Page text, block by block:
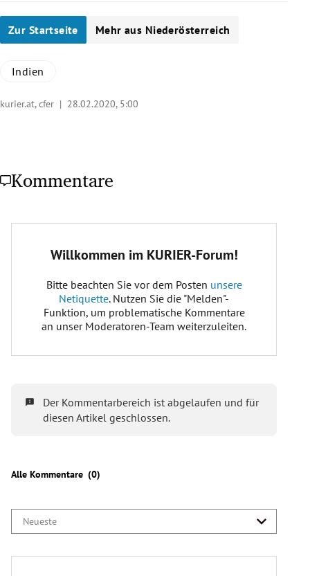
Zur Startseite Mehr aus Niederösterreich
Indien
kurier.at, cfer | 28.02.2020, 5:00
Kommentare